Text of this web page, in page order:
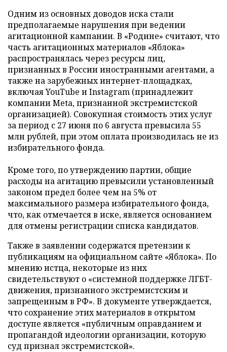
Одним из основных доводов иска стали
предполагаемые нарушения при ведении
агитационной кампании. В «Родине» считают, что
часть агитационных материалов «Яблока»
распространялась через ресурсы лиц,
признанных в России иностранными агентами, а
также на зарубежных интернет-площадках,
включая YouTube и Instagram (принадлежит
компании Meta, признанной экстремистской
организацией). Совокупная стоимость этих услуг
за период с 27 июня по 6 августа превысила 55
млн рублей, при этом оплата производилась не из
избирательного фонда.
Кроме того, по утверждению партии, общие
расходы на агитацию превысили установленный
законом предел более чем на 5% от
максимального размера избирательного фонда,
что, как отмечается в иске, является основанием
для отмены регистрации списка кандидатов.
Также в заявлении содержатся претензии к
публикациям на официальном сайте «Яблока». По
мнению истца, некоторые из них
свидетельствуют о «системной поддержке ЛГБТ-
движения, признанного экстремистским и
запрещенным в РФ». В документе утверждается,
что сохранение этих материалов в открытом
доступе является «публичным оправданием и
пропагандой идеологии организации, которую
суд признал экстремистской».